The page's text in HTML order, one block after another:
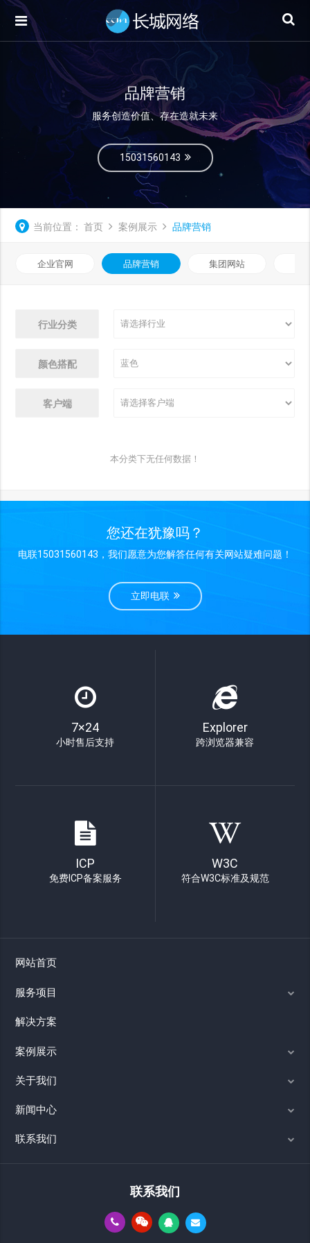
品牌营销
服务创造价值、存在造就未来
15031560143
当前位置： 首页 案例展示 品牌营销
企业官网 品牌营销 集团网站
行业分类
颜色搭配
客户端
本分类下无任何数据！
您还在犹豫吗？
电联15031560143，我们愿意为您解答任何有关网站疑难问题！
立即电联
7×24
小时售后支持
Explorer
跨浏览器兼容
ICP
免费ICP备案服务
W3C
符合W3C标准及规范
网站首页
服务项目
解决方案
案例展示
关于我们
新闻中心
联系我们
联系我们